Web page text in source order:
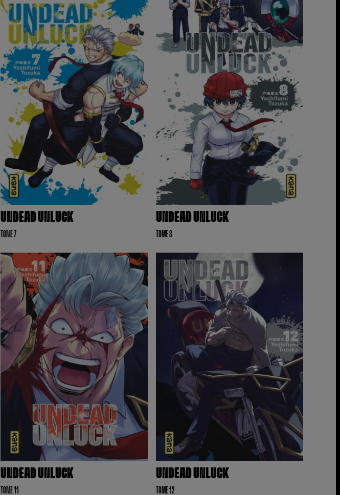
UNDEAD UNLUCK
TOME 7
UNDEAD UNLUCK
TOME 8
UNDEAD UNLUCK
TOME 11
UNDEAD UNLUCK
TOME 12